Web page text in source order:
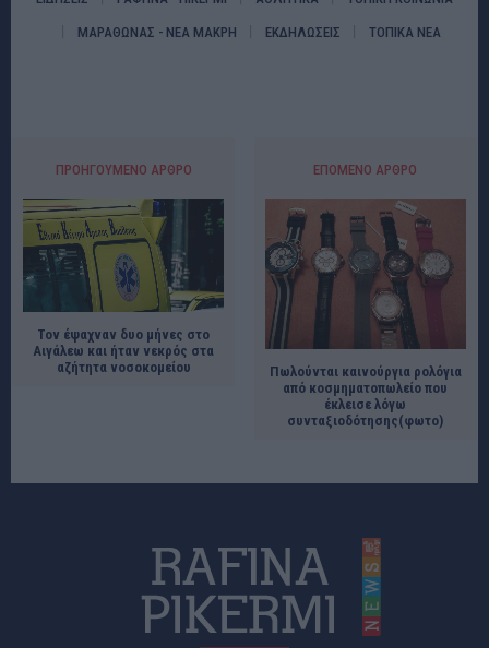
ΜΑΡΑΘΩΝΑΣ - ΝΕΑ ΜΑΚΡΗ ΕΚΔΗΛΩΣΕΙΣ ΤΟΠΙΚΑ ΝΕΑ
ΠΡΟΗΓΟΎΜΕΝΟ ΆΡΘΡΟ
Τον έψαχναν δυο μήνες στο
Αιγάλεω και ήταν νεκρός στα
αζήτητα νοσοκομείου
ΕΠΌΜΕΝΟ ΆΡΘΡΟ
Πωλούνται καινούργια ρολόγια
από κοσμηματοπωλείο που
έκλεισε λόγω
συνταξιοδότησης(φωτο)